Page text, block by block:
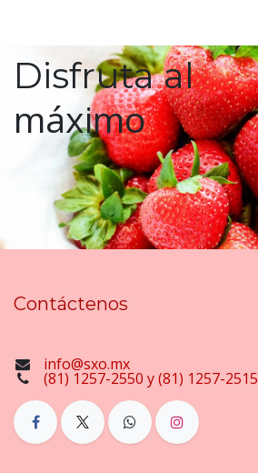
Disfruta al
máximo
Contáctenos
info@sxo.mx
(81) 1257-2550 y (81) 1257-2515